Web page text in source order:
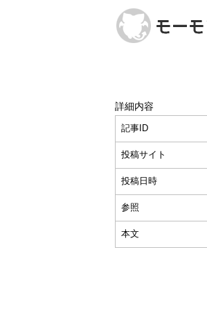
詳細内容
記事ID
投稿サイト
投稿日時
参照
本文